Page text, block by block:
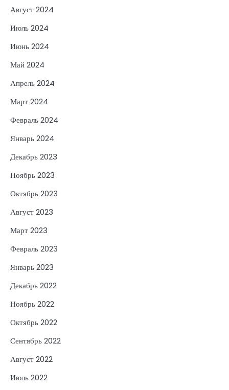
Август 2024
Июль 2024
Июнь 2024
Май 2024
Апрель 2024
Март 2024
Февраль 2024
Январь 2024
Декабрь 2023
Ноябрь 2023
Октябрь 2023
Август 2023
Март 2023
Февраль 2023
Январь 2023
Декабрь 2022
Ноябрь 2022
Октябрь 2022
Сентябрь 2022
Август 2022
Июль 2022